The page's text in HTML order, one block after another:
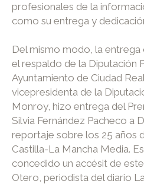
profesionales de la
como su entrega y
Del mismo modo, la
el respaldo de la Diputación
Ayuntamiento de Ciudad
vicepresidenta de la
Monroy, hizo entrega del
Silvia Fernández Pacheco a
reportaje sobre los 25 años
Castilla-La Mancha Media.
concedido un accésit de
Otero, periodista del diario